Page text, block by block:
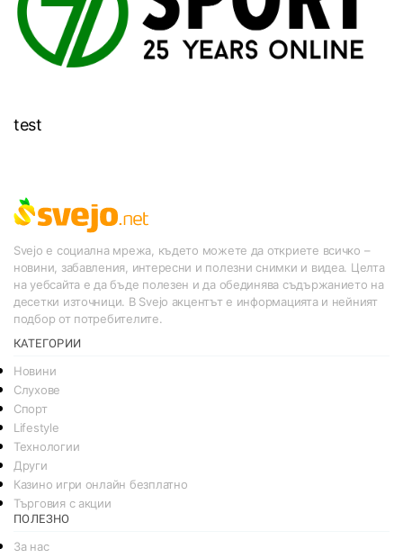
test
Svejo е социална мрежа, където можете да откриете всичко –
новини, забавления, интересни и полезни снимки и видеа. Целта
на уебсайта е да бъде полезен и да обединява съдържанието на
десетки източници. В Svejo акцентът е информацията и нейният
подбор от потребителите.
КАТЕГОРИИ
Новини
Слухове
Спорт
Lifestyle
Технологии
Други
Казино игри онлайн безплатно
Търговия с акции
ПОЛЕЗНО
За нас